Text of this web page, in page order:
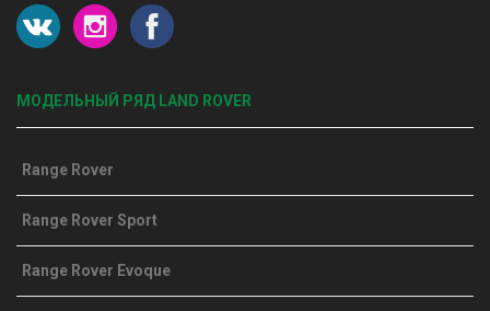
МОДЕЛЬНЫЙ РЯД LAND ROVER
Range Rover
Range Rover Sport
Range Rover Evoque